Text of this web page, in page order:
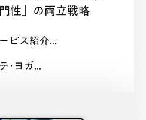
性」の両立戦略
ビス紹介...
･ヨガ...